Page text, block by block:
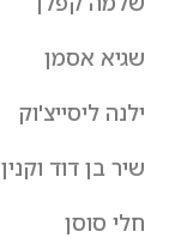
שגיא אסמן
ילנה ליסייצ'וק
שיר בן דוד וקנין
חלי סוסן